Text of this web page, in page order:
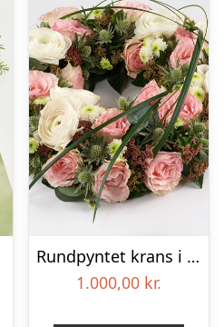
Rundpyntet krans i lyse farver – Blomster til begravelse
1.000,00 kr.